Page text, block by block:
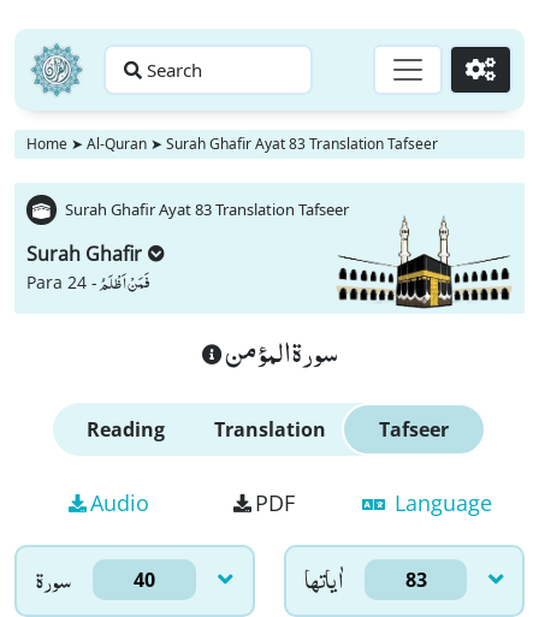
Search Go
Home ➤ Al-Quran ➤ Surah Ghafir Ayat 83 Translation Tafseer
Surah Ghafir Ayat 83 Translation Tafseer
Surah Ghafir
Para 24 -فَمَنْ اَظْلَمُ
سورة المؤمن
Reading Translation Tafseer
Audio PDF Language
سورۃ 40 اٰياتها 83